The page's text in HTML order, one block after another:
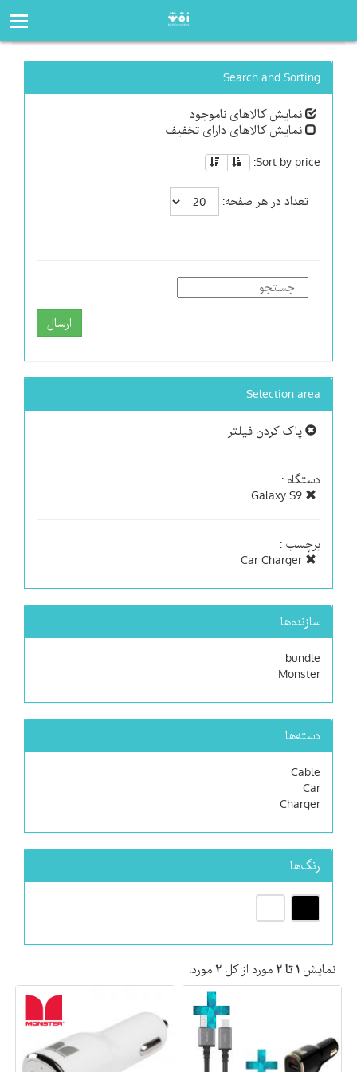
Search and Sorting
نمایش کالاهای ناموجود
نمایش کالاهای دارای تخفیف
Sort by price:
تعداد در هر صفحه:
ارسال
Selection area
پاک کردن فیلتر
دستگاه :
برچسب :
سازنده‌ها
bundle
Monster
دسته‌ها
Cable
Car
Charger
رنگ‌ها
نمایش ۱ تا ۲ مورد از کل ۲ مورد.